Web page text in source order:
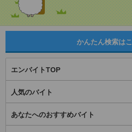
かんたん検索は
エンバイトTOP
人気のバイト
あなたへのおすすめバイト